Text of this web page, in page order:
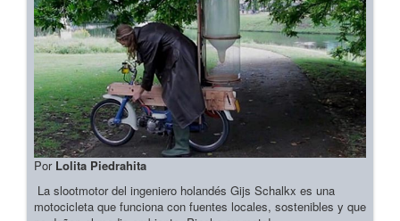
Por Lolita Piedrahita
La slootmotor del ingeniero holandés Gijs Schalkx es una
motocicleta que funciona con fuentes locales, sostenibles y que